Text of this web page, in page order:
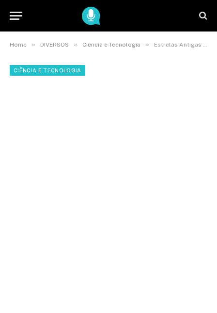
Home » DIVERSOS » Ciência e Tecnologia » Estrelas Antigas Revelam Segredos da Via Láctea
CIÊNCIA E TECNOLOGIA